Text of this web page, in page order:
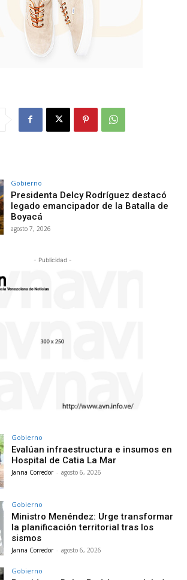
Gobierno
Presidenta Delcy Rodríguez destacó
legado emancipador de la Batalla de
Boyacá
agosto 7, 2026
- Publicidad -
Gobierno
Evalúan infraestructura e insumos en
Hospital de Catia La Mar
Janna Corredor - agosto 6, 2026
Gobierno
Ministro Menéndez: Urge transformar
la planificación territorial tras los
sismos
Janna Corredor - agosto 6, 2026
Gobierno